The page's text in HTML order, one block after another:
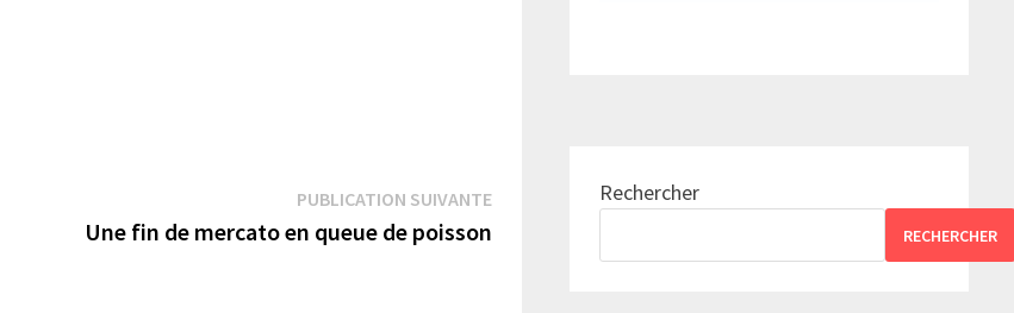
PUBLICATION SUIVANTEPublication
suivante :
Une fin de mercato en queue de poisson
Rechercher
RECHERCHER